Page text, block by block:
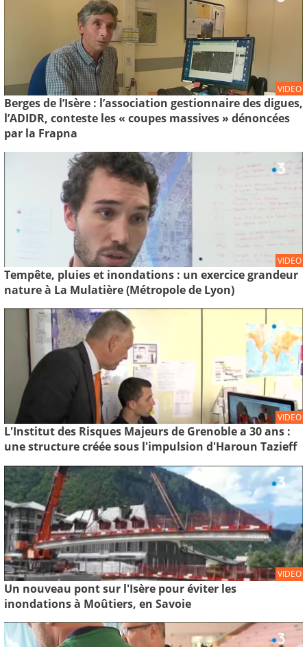
VIDEO
Berges de l’Isère : l’association gestionnaire des digues,
l’ADIDR, conteste les « coupes massives » dénoncées
par la Frapna
VIDEO
Tempête, pluies et inondations : un exercice grandeur
nature à La Mulatière (Métropole de Lyon)
VIDEO
L'Institut des Risques Majeurs de Grenoble a 30 ans :
une structure créée sous l'impulsion d'Haroun Tazieff
VIDEO
Un nouveau pont sur l'Isère pour éviter les
inondations à Moûtiers, en Savoie